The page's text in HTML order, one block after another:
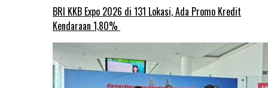
BRI KKB Expo 2026 di 131 Lokasi, Ada Promo Kredit
Kendaraan 1,80%